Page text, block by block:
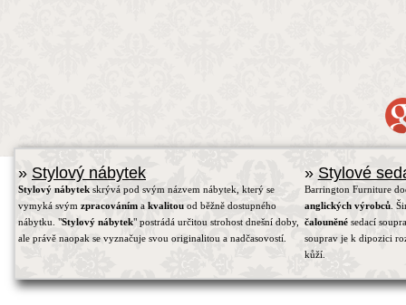
» Stylový nábytek
Stylový nábytek skrývá pod svým názvem nábytek, který se
vymyká svým zpracováním a kvalitou od běžně dostupného
nábytku. "Stylový nábytek" postrádá určitou strohost dnešní doby,
ale právě naopak se vyznačuje svou originalitou a nadčasovostí.
» Stylové
Barrington Furniture
anglických výrobců.
čalouněnésedací
souprav je k dipozici
kůží.